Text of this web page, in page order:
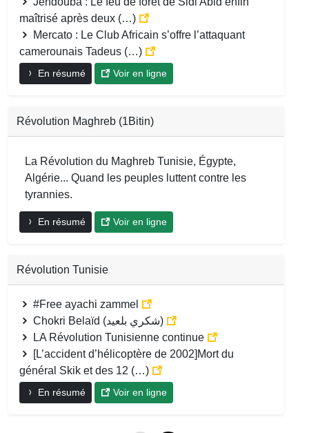
maîtrisé après deux (…)
Mercato : Le Club Africain s’offre l’attaquant
camerounais Tadeus (…)
En résumé Voir en ligne
Révolution Maghreb (1Bitin)
La Révolution du Maghreb Tunisie, Égypte,
Algérie... Quand les peuples luttent contre les
tyrannies.
En résumé Voir en ligne
Révolution Tunisie
#Free ayachi zammel
Chokri Belaïd (شكري بلعيد)
LA Révolution Tunisienne continue
[L’accident d’hélicoptère de 2002]Mort du
général Skik et des 12 (…)
En résumé Voir en ligne